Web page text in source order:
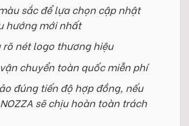
sắc để lựa chọn cập nhật
hướng mới nhất
rõ nét logo thương hiệu
chuyển toàn quốc miễn phí
đúng tiến độ hợp đồng, nếu
sẽ chịu hoàn toàn trách